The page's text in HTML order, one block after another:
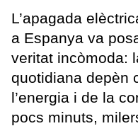
L’apagada
a Espanya va
veritat incòmoda:
quotidiana depèn
l’energia i de la
pocs minuts,